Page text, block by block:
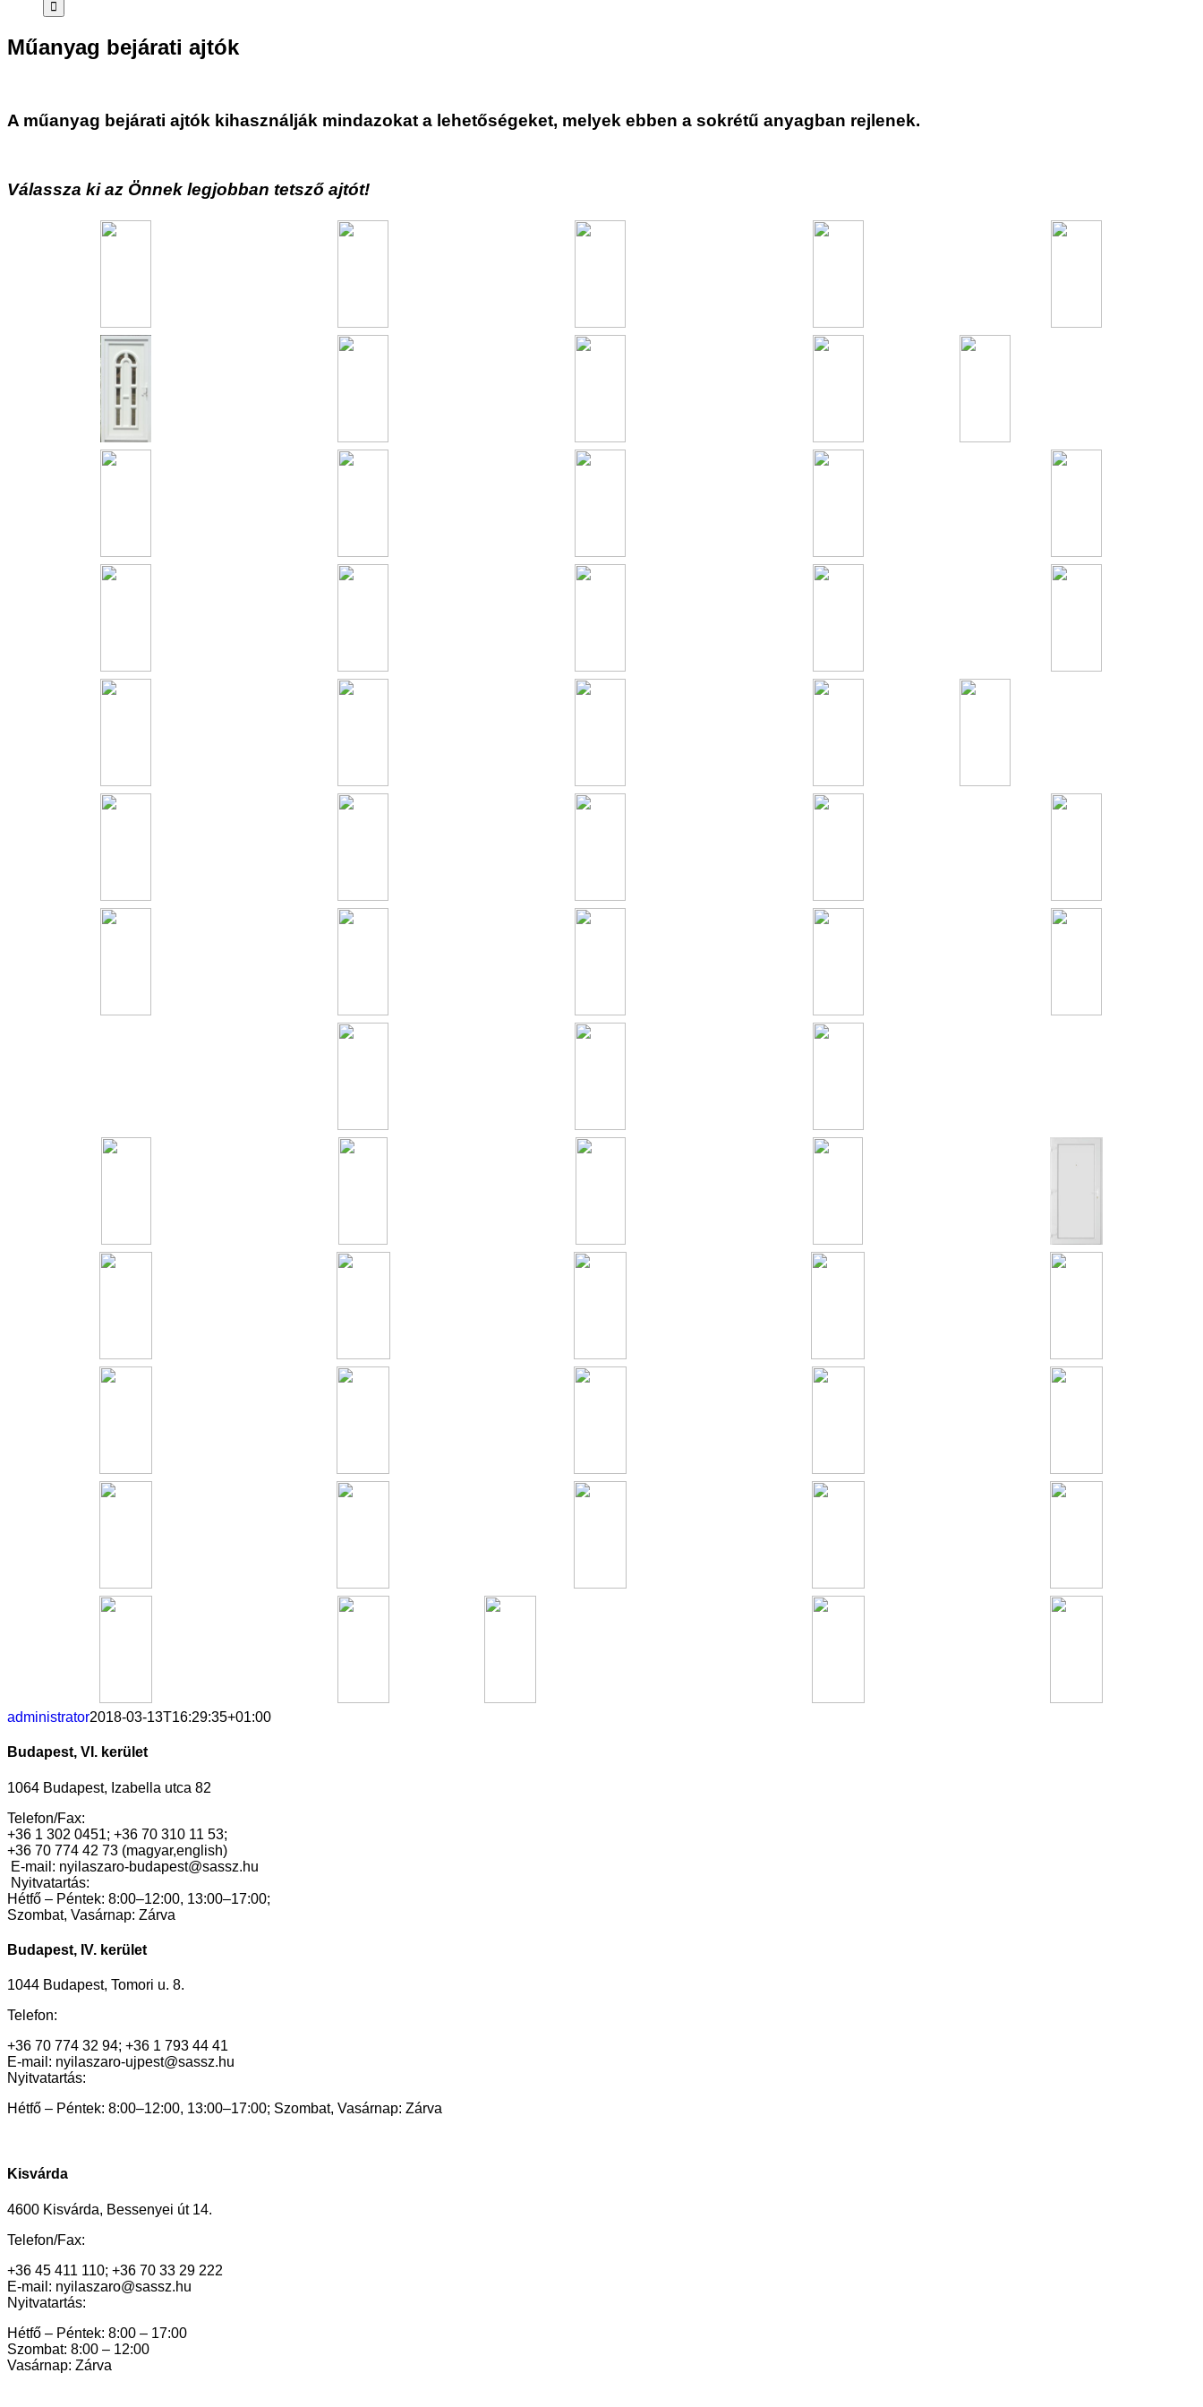
Műanyag bejárati ajtók
A műanyag bejárati ajtók kihasználják mindazokat a lehetőségeket, melyek ebben a sokrétű anyagban rejlenek.
Válassza ki az Önnek legjobban tetsző ajtót!
administrator2018-03-13T16:29:35+01:00
Budapest, VI. kerület
1064 Budapest, Izabella utca 82
Telefon/Fax:
+36 1 302 0451; +36 70 310 11 53;
+36 70 774 42 73 (magyar,english)
E-mail: nyilaszaro-budapest@sassz.hu
Nyitvatartás:
Hétfő – Péntek: 8:00–12:00, 13:00–17:00;
Szombat, Vasárnap: Zárva
Budapest, IV. kerület
1044 Budapest, Tomori u. 8.
Telefon:
+36 70 774 32 94; +36 1 793 44 41
E-mail: nyilaszaro-ujpest@sassz.hu
Nyitvatartás:
Hétfő – Péntek: 8:00–12:00, 13:00–17:00; Szombat, Vasárnap: Zárva
Kisvárda
4600 Kisvárda, Bessenyei út 14.
Telefon/Fax:
+36 45 411 110; +36 70 33 29 222
E-mail: nyilaszaro@sassz.hu
Nyitvatartás:
Hétfő – Péntek: 8:00 – 17:00
Szombat: 8:00 – 12:00
Vasárnap: Zárva